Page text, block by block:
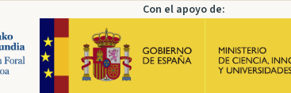
Con el apoyo de: